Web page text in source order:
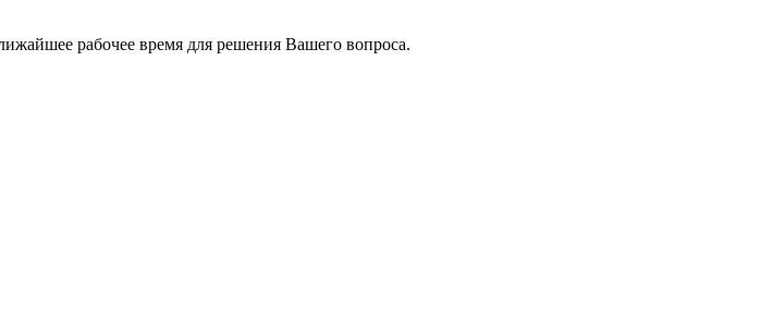
рабочее время для решения Вашего вопроса.